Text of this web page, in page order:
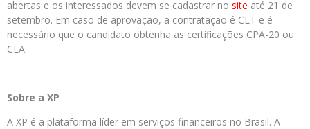
abertas e os interessados devem se cadastrar no site até 21 de
setembro. Em caso de aprovação, a contratação é CLT e é
necessário que o candidato obtenha as certificações CPA-20 ou
CEA.
Sobre a XP
A XP é a plataforma líder em serviços financeiros no Brasil. A